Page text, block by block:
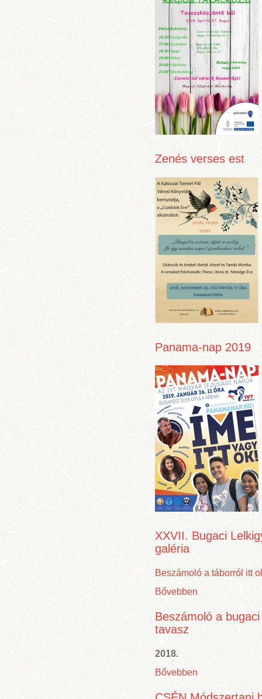
Zenés verses est
Panama-nap 2019
XXVII. Bugaci
galéria
Beszámoló a táborról itt
Bővebben
Beszámoló a
tavasz
2018.
Bővebben